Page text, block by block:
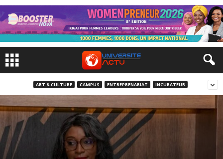
ART & CULTURE CAMPUS ENTREPRENARIAT INCUBATEUR